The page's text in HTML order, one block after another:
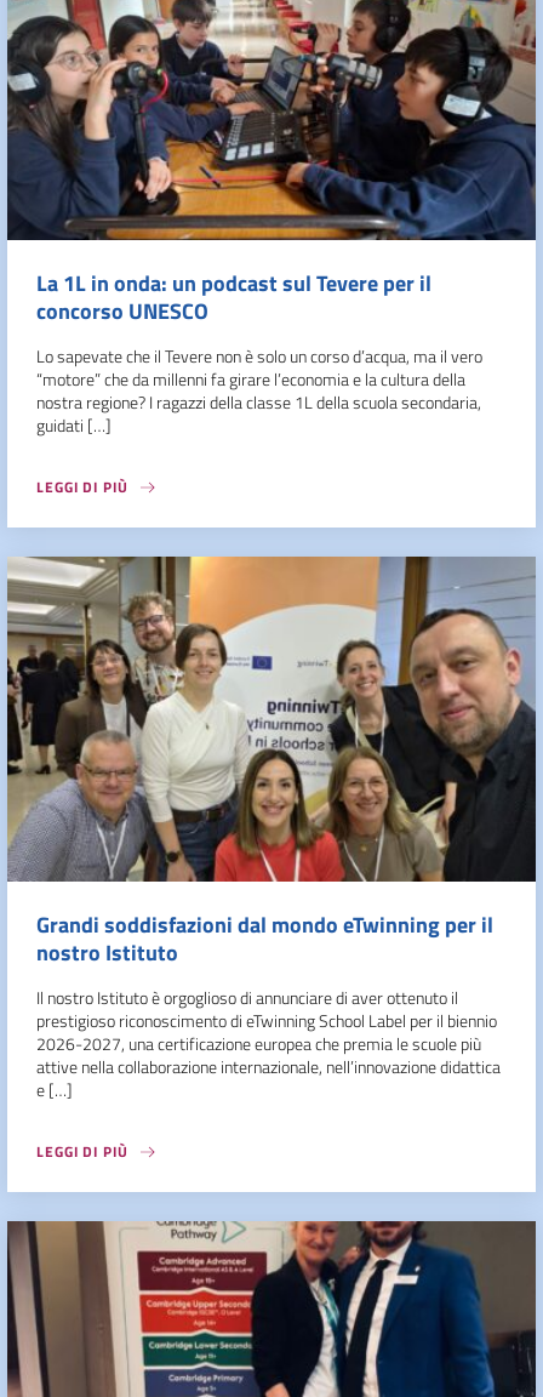
La 1L in onda: un podcast sul Tevere per il
concorso UNESCO
Lo sapevate che il Tevere non è solo un corso d’acqua, ma il vero
“motore” che da millenni fa girare l’economia e la cultura della
nostra regione? I ragazzi della classe 1L della scuola secondaria,
guidati […]
LEGGI DI PIÙ
Grandi soddisfazioni dal mondo eTwinning per il
nostro Istituto
Il nostro Istituto è orgoglioso di annunciare di aver ottenuto il
prestigioso riconoscimento di eTwinning School Label per il biennio
2026-2027, una certificazione europea che premia le scuole più
attive nella collaborazione internazionale, nell’innovazione didattica
e […]
LEGGI DI PIÙ